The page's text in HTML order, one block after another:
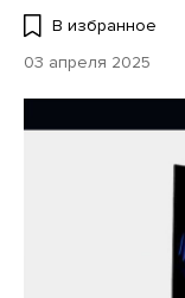
В избранное
03 апреля 2025